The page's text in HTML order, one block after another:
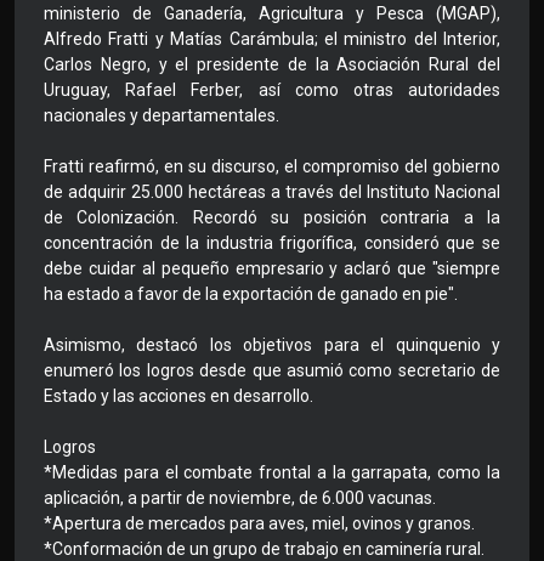
ministerio de Ganadería, Agricultura y Pesca (MGAP),
Alfredo Fratti y Matías Carámbula; el ministro del Interior,
Carlos Negro, y el presidente de la Asociación Rural del
Uruguay, Rafael Ferber, así como otras autoridades
nacionales y departamentales.
Fratti reafirmó, en su discurso, el compromiso del gobierno
de adquirir 25.000 hectáreas a través del Instituto Nacional
de Colonización. Recordó su posición contraria a la
concentración de la industria frigorífica, consideró que se
debe cuidar al pequeño empresario y aclaró que "siempre
ha estado a favor de la exportación de ganado en pie".
Asimismo, destacó los objetivos para el quinquenio y
enumeró los logros desde que asumió como secretario de
Estado y las acciones en desarrollo.
Logros
*Medidas para el combate frontal a la garrapata, como la
aplicación, a partir de noviembre, de 6.000 vacunas.
*Apertura de mercados para aves, miel, ovinos y granos.
*Conformación de un grupo de trabajo en caminería rural.